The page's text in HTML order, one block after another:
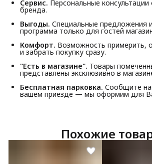
Сервис. Персональные консультации
бренда.
Выгоды. Специальные предложения
программа только для гостей
Комфорт. Возможность примерить,
и забрать покупку сразу.
"Есть в магазине". Товары
представлены эксклюзивно в
Бесплатная парковка. Сообщите
вашем приезде — мы оформим для
Похожие